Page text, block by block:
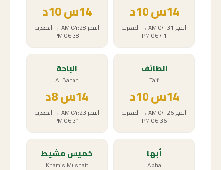
14س10د
الفجر 04:31 AM
→ المغرب
06:41 PM
14س10د
الفجر04:28 AM
→ المغرب
06:38 PM
الطائف
Taif
14س10د
الفجر04:26 AM
→ المغرب
06:36 PM
الباحة
Al Bahah
14س
الفجر04:23 AM
→ المغرب
06:31 PM
أبها
Abha
خميس مشيط
Khamis Mushait